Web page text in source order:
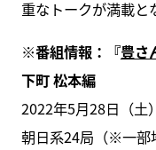
重なトークが満載と
※番組情報：『豊さ
下町 松本編
2022年5月28日（土
朝日系24局（※一部